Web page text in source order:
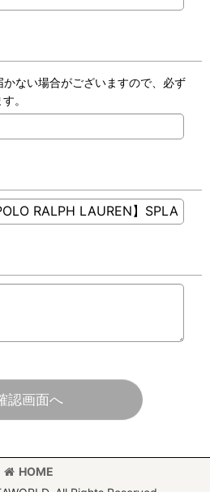
ない場合がございますので、必ず
。
認画面へ
HOME